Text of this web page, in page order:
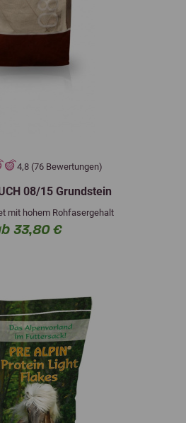
4,8 (76 Bewertungen)
08/15 Grundstein
mit hohem Rohfasergehalt
33,80 €